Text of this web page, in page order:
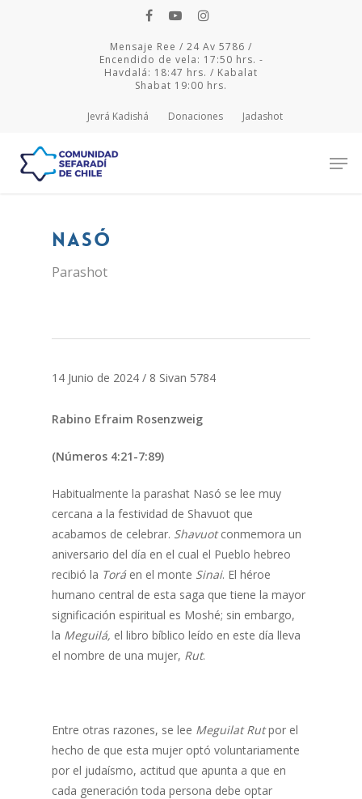
Mensaje Ree / 24 Av 5786 /
Encendido de vela: 17:50 hrs. -
Havdalá: 18:47 hrs. / Kabalat
Shabat 19:00 hrs.
Jevrá Kadishá Donaciones Jadashot
Hit enter to search or ESC to close
Nasó
Parashot
14 Junio de 2024 / 8 Sivan 5784
Rabino Efraim Rosenzweig
(Números 4:21-7:89)
Habitualmente la parashat Nasó se lee muy
cercana a la festividad de Shavuot que
acabamos de celebrar. Shavuotconmemora un
aniversario del día en el cual el Pueblo hebreo
recibió la Torá en el monte Sinai. El héroe
humano central de esta saga que tiene la mayor
significación espiritual es Moshé; sin embargo,
la Meguilá, el libro bíblico leído en este día lleva
el nombre de una mujer, Rut.
Entre otras razones, se lee Meguilat Rutpor el
hecho de que esta mujer optó voluntariamente
por el judaísmo, actitud que apunta a que en
cada generación toda persona debe optar